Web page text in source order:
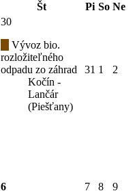
Št Pi So Ne
30
Vývoz bio.
rozložiteľného
odpadu zo záhrad
Kočín -
Lančár
(Piešťany)
31 1 2
6 7 8 9